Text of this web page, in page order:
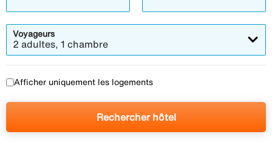
Voyageurs
2 adultes, 1 chambre
Afficher uniquement les logements
Rechercher hôtel